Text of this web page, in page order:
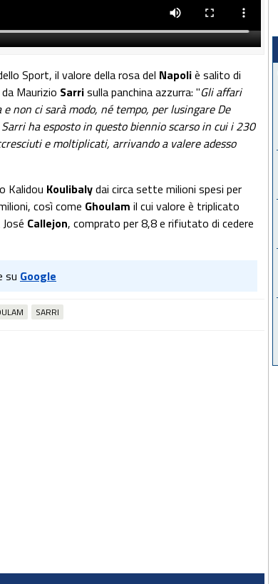
Sport, il valore della rosa del Napoliè salito di
Maurizio Sarrisulla panchina azzurra: "Gli affari
non ci sarà modo, né tempo, per lusingare De
ha esposto in questo biennio scarso in cui i 230
e moltiplicati, arrivando a valere adesso
Kalidou Koulibalydai circa sette milioni spesi per
così come Ghoulam il cui valore è triplicato
Callejon, comprato per 8,8 e rifiutato di cedere
su Google
SARRI